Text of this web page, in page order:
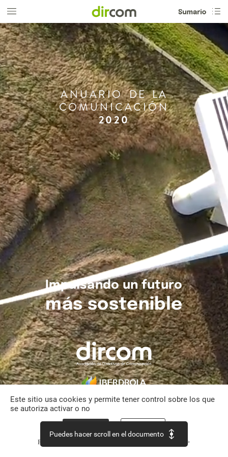
Este sitio usa cookies y permite tener control sobre los que
se autoriza activar o no
Política de confidencialidad Continuar sin aceptar >
ANUARIO DE LA
COMUNICACIÓN
2020
Impulsando un futuro
más sostenible
Puedes hacer scroll en el documento